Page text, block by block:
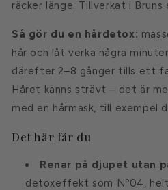
räcker länge. Tillverkat i Bruns
Så gör du en hårdetox:
hår och låt verka några
därefter 2–8 gånger tills ett
Håret känns strävt – det är
med en hårmask, till exempel
Det här får du
Renar på djupet utan
detoxeffekt som Nº04,